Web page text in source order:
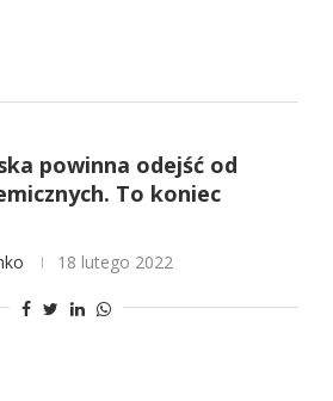
powinna odejść od
To koniec
18 lutego 2022